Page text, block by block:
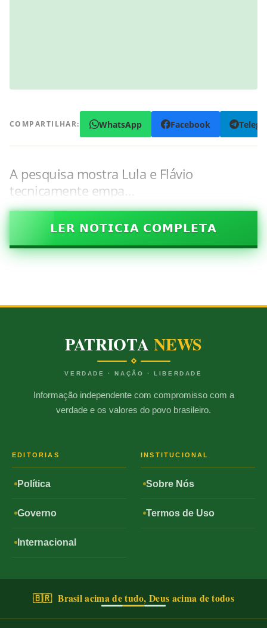
COMPARTILHAR: WhatsApp Facebook
A pesquisa mostra Lula e Flávio
tecnicamente empa…
𝗟𝗘𝗥 𝗡𝗢𝗧𝗜𝗖𝗜𝗔 𝗖𝗢𝗠𝗣𝗟𝗘𝗧𝗔
PATRIOTANEWS
VERDADE · NAÇÃO · LIBERDADE
Informação independente com compromisso com a
verdade e os valores do povo brasileiro.
EDITORIAS
Política
Governo
Internacional
INSTITUCIONAL
Sobre Nós
Termos de Uso
🇧🇷 Brasil acima de tudo, Deus acima de todos